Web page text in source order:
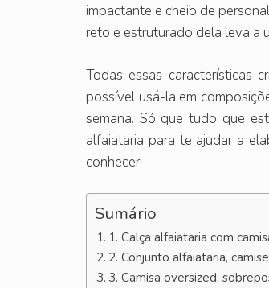
impactante e cheio de
reto e estruturado dela leva a
Todas essas características
possível usá-la em
semana. Só que tudo que
alfaiataria para te ajudar a
conhecer!
Sumário
1. Calça alfaiataria com
2. Conjunto alfaiataria,
3. Camisa oversized,